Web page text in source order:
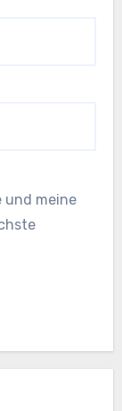
und meine